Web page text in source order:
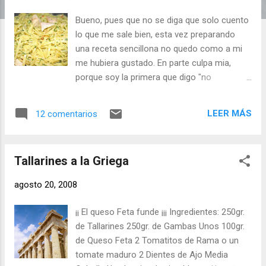
Bueno, pues que no se diga que solo cuento
lo que me sale bien, esta vez preparando
una receta sencillona no quedo como a mi
me hubiera gustado. En parte culpa mia,
porque soy la primera que digo "no
receta que ya tengo más que probada, no se
italiana del LIDL, al limón, de sabor estaban
hicieron rápido y se pegaron un poco, es
o gallo no hace falta. En definitiva que la
pasta con atún se salvo porque el atún era
del bueno, el de Serrats que me han regalado
una caja de degustación , como el año
12 comentarios LEER MÁS
Tallarines a la Griega
agosto 20, 2008
¡¡ El queso Feta funde ¡¡¡ Ingredientes: 250gr.
de Tallarines 250gr. de Gambas Unos 100gr.
de Queso Feta 2 Tomatitos de Rama o un
tomate maduro 2 Dientes de Ajo Media